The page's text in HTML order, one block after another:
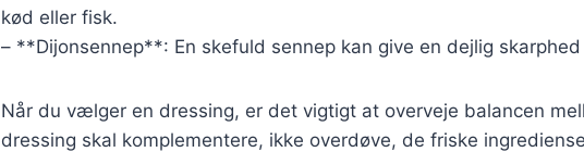
kød eller fisk.
– **Dijonsennep**: En skefuld sennep kan give en dejlig
Når du vælger en dressing, er det vigtigt at overveje balancen
dressing skal komplementere, ikke overdøve, de friske